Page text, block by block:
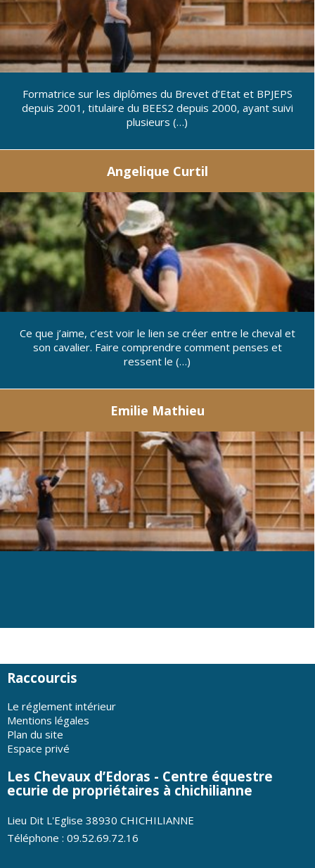
Formatrice sur les diplômes du Brevet d’Etat et BPJEPS
depuis 2001, titulaire du BEES2 depuis 2000, ayant suivi
plusieurs (…)
Angelique Curtil
Ce que j’aime, c’est voir le lien se créer entre le cheval et
son cavalier. Faire comprendre comment penses et
ressent le (…)
Emilie Mathieu
Raccourcis
Le réglement intérieur
Mentions légales
Plan du site
Espace privé
Les Chevaux d’Edoras - Centre équestre
ecurie de propriétaires à chichilianne
Lieu Dit L'Eglise 38930 CHICHILIANNE
Téléphone : 09.52.69.72.16